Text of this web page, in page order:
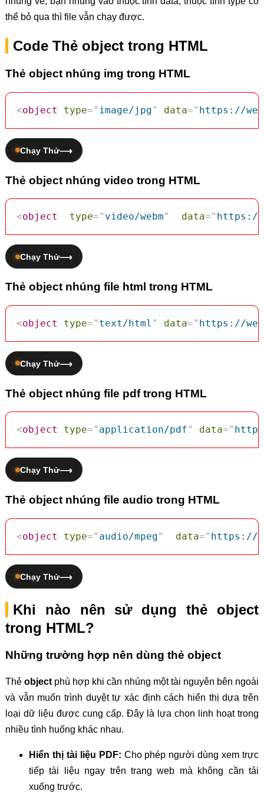
thể bỏ qua thì file vẫn chạy được.
Code Thẻ object trong HTML
Thẻ object nhúng img trong HTML
<object type=" image/jpg" data=" https://
Chạy Thử
Thẻ object nhúng video trong HTML
<object type=" video/webm" data=" https://
Chạy Thử
Thẻ object nhúng file html trong HTML
<object type=" text/html " data=" https://
Chạy Thử
Thẻ object nhúng file pdf trong HTML
<object type=" application/pdf" data="
Chạy Thử
Thẻ object nhúng file audio trong HTML
<object type=" audio/mpeg" data=" https://
Chạy Thử
Khi nào nên sử dụng thẻ object
trong HTML?
Những trường hợp nên dùng thẻ object
Thẻ objectphù hợp khi cần nhúng một tài nguyên bên ngoài
và vẫn muốn trình duyệt tự xác định cách hiển thị dựa trên
loại dữ liệu được cung cấp. Đây là lựa chọn linh hoạt trong
nhiều tình huống khác nhau.
Hiển thị tài liệu PDF: Cho phép người dùng xem trực
tiếp tài liệu ngay trên trang web mà không cần tải
xuống trước.